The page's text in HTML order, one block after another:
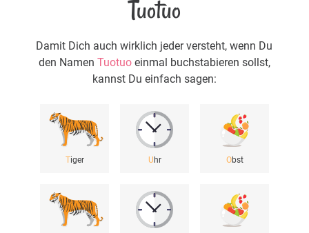
Tuotuo
Damit Dich auch wirklich jeder versteht, wenn Du
den Namen Tuotuoeinmal buchstabieren sollst,
kannst Du einfach sagen:
Tiger U hr Obst